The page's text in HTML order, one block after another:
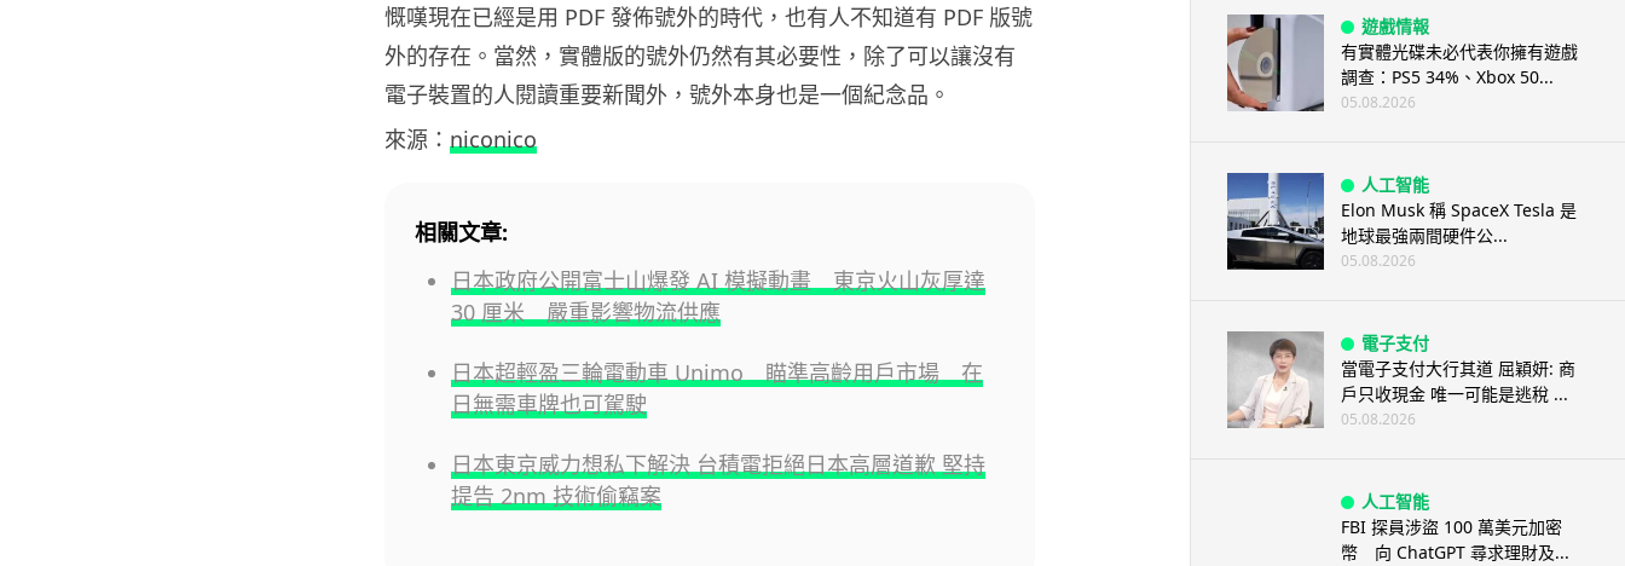
慨嘆現在已經是用 PDF 發佈號外的時代，也有人不知道有 PDF 版號
外的存在。當然，實體版的號外仍然有其必要性，除了可以讓沒有
電子裝置的人閱讀重要新聞外，號外本身也是一個紀念品。
來源： niconico
相關文章:
日本政府公開富士山爆發 AI 模擬動畫 東京火山灰厚達
30 厘米 嚴重影響物流供應
日本超輕盈三輪電動車 Unimo 瞄準高齡用戶市場 在
日無需車牌也可駕駛
日本東京威力想私下解決 台積電拒絕日本高層道歉 堅持
提告 2nm 技術偷竊案
遊戲情報
有實體光碟未必代表你擁有遊戲
調查：PS5 34%、Xbox 50...
05.08.2026
人工智能
Elon Musk 稱 SpaceX Tesla 是
地球最強兩間硬件公...
05.08.2026
電子支付
當電子支付大行其道 屈穎妍: 商
戶只收現金 唯一可能是逃稅 ...
05.08.2026
人工智能
FBI 探員涉盜 100 萬美元加密
幣 向 ChatGPT 尋求理財及...